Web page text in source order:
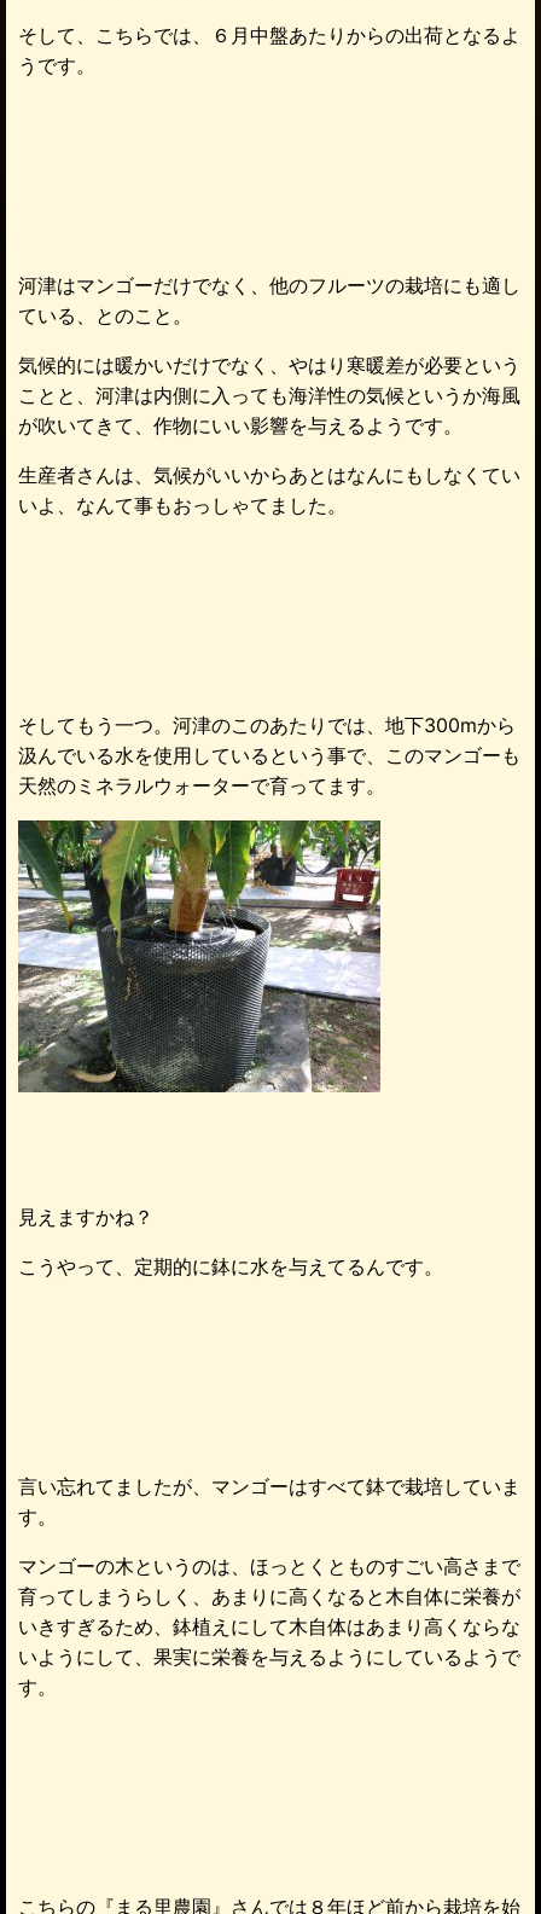
そして、こちらでは、６月中盤あたりからの出荷となるよ
うです。
河津はマンゴーだけでなく、他のフルーツの栽培にも適し
ている、とのこと。
気候的には暖かいだけでなく、やはり寒暖差が必要という
ことと、河津は内側に入っても海洋性の気候というか海風
が吹いてきて、作物にいい影響を与えるようです。
生産者さんは、気候がいいからあとはなんにもしなくてい
いよ、なんて事もおっしゃてました。
そしてもう一つ。河津のこのあたりでは、地下300mから
汲んでいる水を使用しているという事で、このマンゴーも
天然のミネラルウォーターで育ってます。
見えますかね？
こうやって、定期的に鉢に水を与えてるんです。
言い忘れてましたが、マンゴーはすべて鉢で栽培していま
す。
マンゴーの木というのは、ほっとくとものすごい高さまで
育ってしまうらしく、あまりに高くなると木自体に栄養が
いきすぎるため、鉢植えにして木自体はあまり高くならな
いようにして、果実に栄養を与えるようにしているようで
す。
こちらの『まる里農園』さんでは８年ほど前から栽培を始